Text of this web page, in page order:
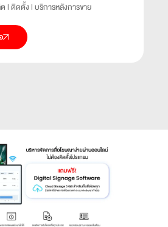
l ติดตั้ง l บริการหลังการขาย